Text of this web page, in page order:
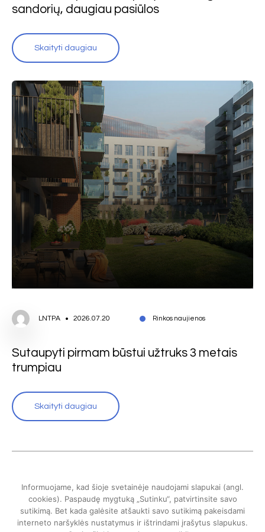
sandorių, daugiau pasiūlos
Skaityti daugiau
LNTPA 2026.07.20 Rinkos naujienos
Sutaupyti pirmam būstui užtruks 3 metais
trumpiau
Skaityti daugiau
Informuojame, kad šioje svetainėje naudojami slapukai (angl.
cookies). Paspaudę mygtuką „Sutinku“, patvirtinsite savo
sutikimą. Bet kada galėsite atšaukti savo sutikimą pakeisdami
interneto naršyklės nustatymus ir ištrindami įrašytus slapukus.